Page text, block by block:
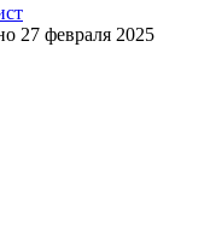
27 февраля 2025